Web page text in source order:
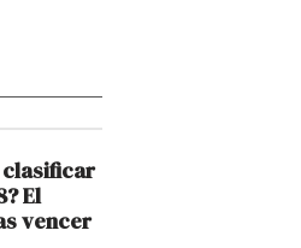
clasificar
El
vencer